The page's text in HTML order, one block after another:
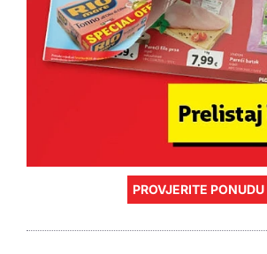
PROVJERITE PONUDU